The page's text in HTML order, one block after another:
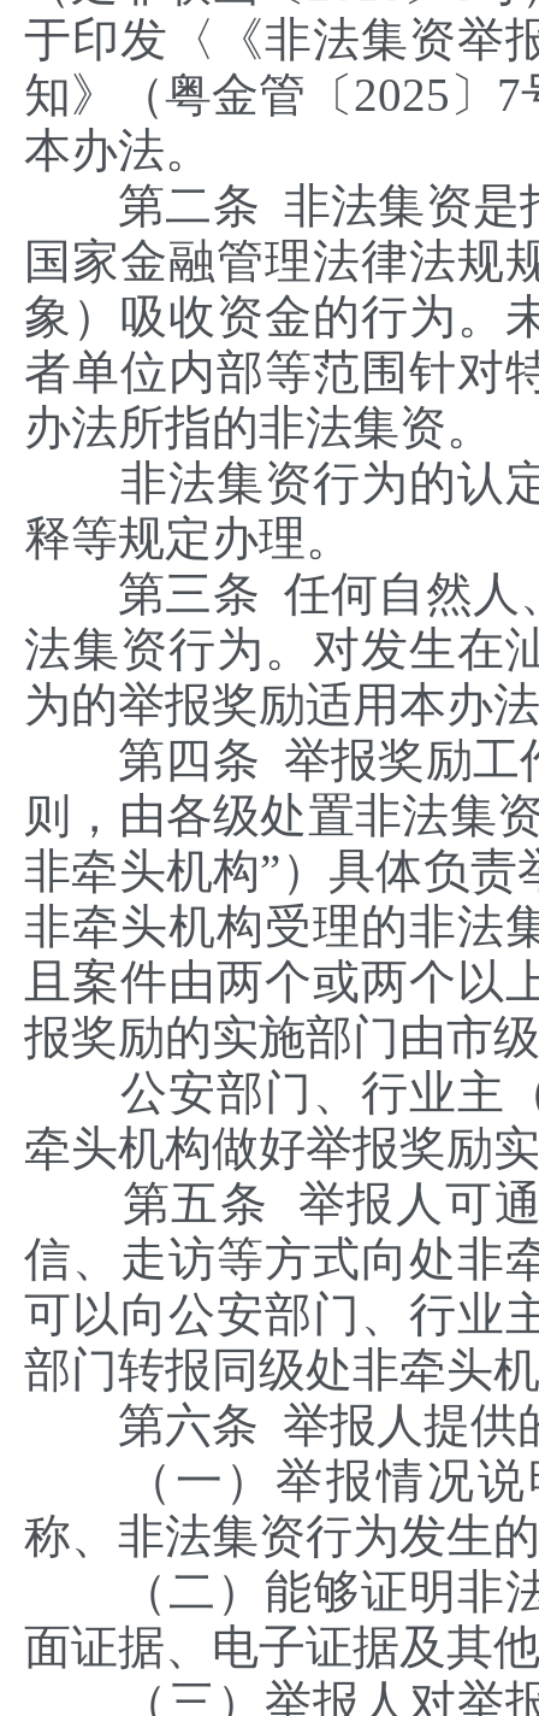
于印发〈《非法集资举
知》（粤金管〔2025〕
本办法。
第二条 非法集资是
国家金融管理法律法规
象）吸收资金的行为。
者单位内部等范围针对
办法所指的非法集资。
非法集资行为的认定
释等规定办理。
第三条 任何自然人
法集资行为。对发生在
为的举报奖励适用本办
第四条 举报奖励工
则，由各级处置非法集
非牵头机构”）具体负
非牵头机构受理的非法
且案件由两个或两个以
报奖励的实施部门由市
公安部门、行业主（
牵头机构做好举报奖励
第五条 举报人可通
信、走访等方式向处非
可以向公安部门、行业
部门转报同级处非牵头
第六条 举报人提供
（一）举报情况说
称、非法集资行为发生
（二）能够证明非法
面证据、电子证据及其
（三）举报人对举报